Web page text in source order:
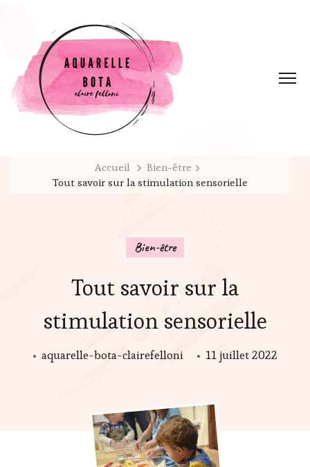
Accueil
Bien-être
Tout savoir sur la stimulation sensorielle
Bien-être
Tout savoir sur la
stimulation sensorielle
aquarelle-bota-clairefelloni 11 juillet 2022